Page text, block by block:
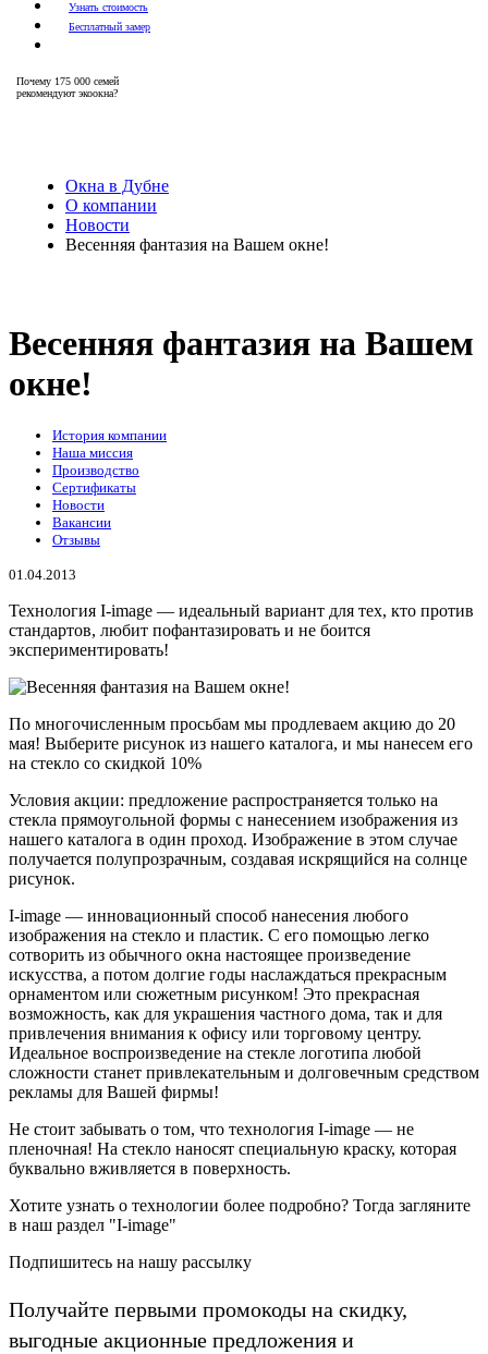
Узнать стоимость
Бесплатный замер
Почему 175 000 семей
рекомендуют экоокна?
Окна в Дубне
О компании
Новости
Весенняя фантазия на Вашем окне!
Весенняя фантазия на Вашем
окне!
История компании
Наша миссия
Производство
Сертификаты
Новости
Вакансии
Отзывы
01.04.2013
Технология I-image — идеальный вариант для тех, кто против
стандартов, любит пофантазировать и не боится
экспериментировать!
По многочисленным просьбам мы продлеваем акцию до 20
мая! Выберите рисунок из нашего каталога, и мы нанесем его
на стекло со скидкой 10%
Условия акции: предложение распространяется только на
стекла прямоугольной формы с нанесением изображения из
нашего каталога в один проход. Изображение в этом случае
получается полупрозрачным, создавая искрящийся на солнце
рисунок.
I-image — инновационный способ нанесения любого
изображения на стекло и пластик. С его помощью легко
сотворить из обычного окна настоящее произведение
искусства, а потом долгие годы наслаждаться прекрасным
орнаментом или сюжетным рисунком! Это прекрасная
возможность, как для украшения частного дома, так и для
привлечения внимания к офису или торговому центру.
Идеальное воспроизведение на стекле логотипа любой
сложности станет привлекательным и долговечным средством
рекламы для Вашей фирмы!
Не стоит забывать о том, что технология I-image — не
пленочная! На стекло наносят специальную краску, которая
буквально вживляется в поверхность.
Хотите узнать о технологии более подробно? Тогда загляните
в наш раздел "I-image"
Подпишитесь на нашу рассылку
Получайте первыми промокоды на скидку,
выгодные акционные предложения и